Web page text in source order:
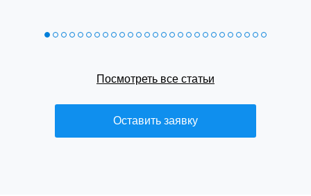
Посмотреть все статьи
Оставить заявку